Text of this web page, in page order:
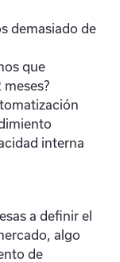
demasiado de
que
interna
a definir el
algo
de